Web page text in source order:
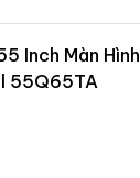
Inch Màn Hình
55Q65TA